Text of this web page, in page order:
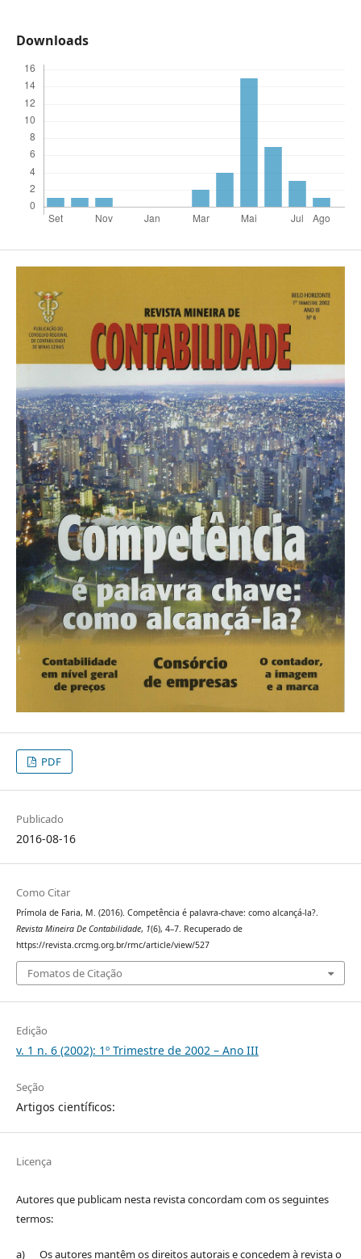
Downloads
PDF
Publicado
2016-08-16
Como Citar
Prímola de Faria, M. (2016). Competência é palavra-chave: como alcançá-la?.
Revista Mineira De Contabilidade, 1(6), 4–7. Recuperado de
https://revista.crcmg.org.br/rmc/article/view/527
Fomatos de Citação
Edição
v. 1 n. 6 (2002): 1º Trimestre de 2002 – Ano III
Seção
Artigos científicos:
Licença
Autores que publicam nesta revista concordam com os seguintes
termos:
a) Os autores mantêm os direitos autorais e concedem à revista o